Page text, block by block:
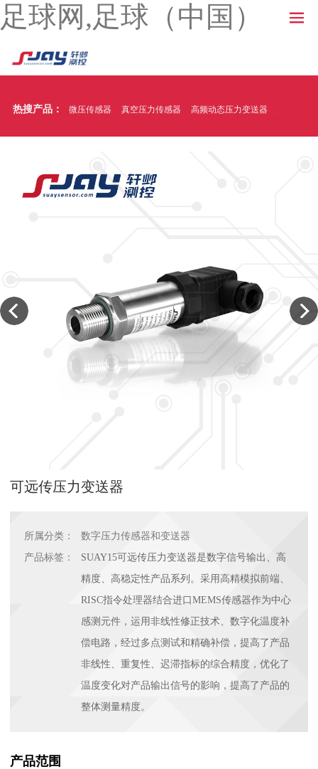
足球网,足球（中国）
热搜产品： 微压传感器 真空压力传感器 高频动态压力变送器 温压一体
可远传压力变送器
所属分类：
数字压力传感器和变送器
产品标签：
SUAY15可远传压力变送器是数字信号输出、高
精度、高稳定性产品系列。采用高精模拟前端、
RISC指令处理器结合进口MEMS传感器作为中心
感测元件，运用非线性修正技术、数字化温度补
偿电路，经过多点测试和精确补偿，提高了产品
非线性、重复性、迟滞指标的综合精度，优化了
温度变化对产品输出信号的影响，提高了产品的
整体测量精度。
产品范围